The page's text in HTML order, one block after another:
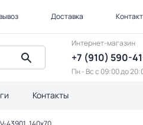
Доставка
Интернет-магазин
+7 (910) 590-
Пн - Вс с 09:00 до
Контакты